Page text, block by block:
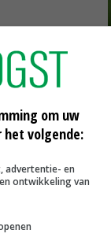
wel
dat de vos
om de
de
om uw
het volgende:
advertentie- en
ontwikkeling van